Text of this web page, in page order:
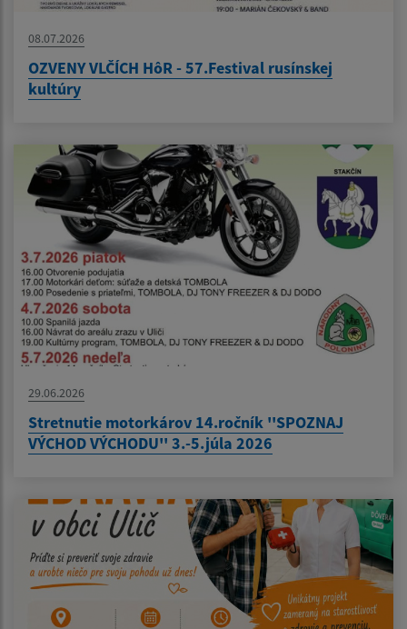
08.07.2026
OZVENY VLČÍCH HôR - 57.Festival rusínskej
kultúry
29.06.2026
Stretnutie motorkárov 14.ročník ''SPOZNAJ
VÝCHOD VÝCHODU'' 3.-5.júla 2026